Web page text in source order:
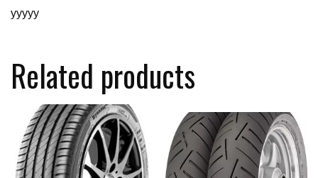
yyyyy
Related products